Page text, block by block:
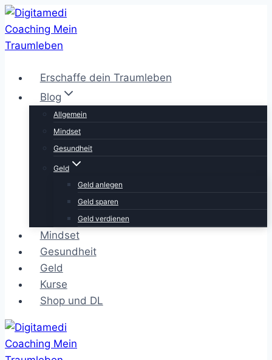
Zum
Inhalt
springen
Erschaffe dein Traumleben
Blog
Allgemein
Mindset
Gesundheit
Geld
Geld anlegen
Geld sparen
Geld verdienen
Mindset
Gesundheit
Geld
Kurse
Shop und DL